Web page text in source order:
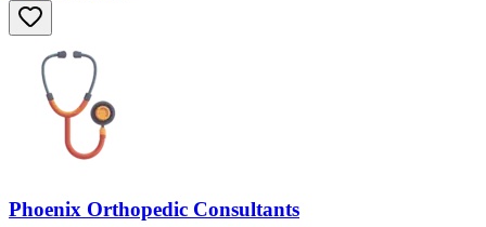
Phoenix Orthopedic Consultants